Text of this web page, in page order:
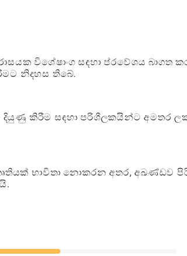
විශේෂාංග සඳහා ප්රවේශය බාගත
නිදහස තිබේ.
දියුණු කිරීම සඳහා පරිශීලකයින්ට අමතර
භාවිතා නොකරන අතර, අඛණ්ඩව